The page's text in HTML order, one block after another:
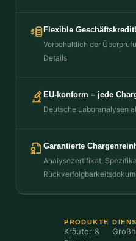
Flexible
Vorbehaltlich der
Details
EU-konform – jede
Deutsche Laboranalysen
Garantierte
Analysezertifikat,
PRODUKTE
Kräuter &